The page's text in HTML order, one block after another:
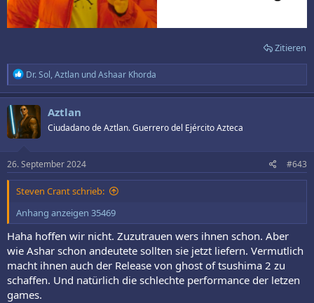
Zitieren
R
e
a
k
t
i
o
e
n
Dr. Sol, Aztlan undAshaar Khorda
Aztlan
Ciudadano de Aztlan. Guerrero del Ejército Azteca
26. September 2024 #643
Steven Crant schrieb:
Anhang anzeigen 35469
Haha hoffen wir nicht. Zuzutrauen wers ihnen schon. Aber
wie Ashar schon andeutete sollten sie jetzt liefern. Vermutlich
macht ihnen auch der Release von ghost of tsushima 2 zu
schaffen. Und natürlich die schlechte performance der letzen
games.